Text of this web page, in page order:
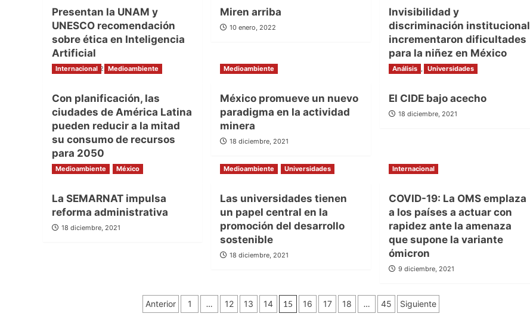
Presentan la UNAM y
UNESCO recomendación
sobre ética en Inteligencia
Artificial
12 enero, 2022
Miren arriba
10 enero, 2022
Invisibilidad y
discriminación institucional
incrementaron dificultades
para la niñez en México
7 enero, 2022
Internacional Medioambiente
Con planificación, las
ciudades de América Latina
pueden reducir a la mitad
su consumo de recursos
para 2050
5 enero, 2022
Medioambiente
México promueve un nuevo
paradigma en la actividad
minera
18 diciembre, 2021
Análisis Universidades
El CIDE bajo acecho
18 diciembre, 2021
Medioambiente México
La SEMARNAT impulsa
reforma administrativa
18 diciembre, 2021
Medioambiente Universidades
Las universidades tienen
un papel central en la
promoción del desarrollo
sostenible
18 diciembre, 2021
Internacional
COVID-19: La OMS emplaza
a los países a actuar con
rapidez ante la amenaza
que supone la variante
ómicron
9 diciembre, 2021
Paginación
Anterior 1 … 12 13 14 15 16 17 18 … 45 Siguiente